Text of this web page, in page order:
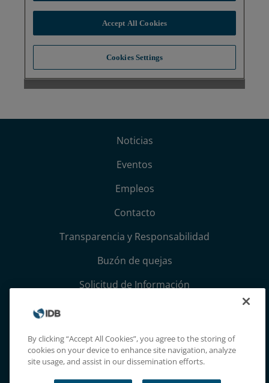
Noticias
Eventos
Empleos
Contacto
Transparencia y Responsabilidad
Buzón de quejas
Solicitud de Información
Términos, condiciones y aviso de privacidad
Extranet
By clicking “Accept All Cookies”, you agree to the storing of
cookies on your device to enhance site navigation, analyze
site usage, and assist in our dissemination efforts.